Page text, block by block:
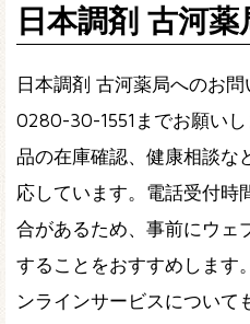
日本調剤 古河
日本調剤 古河薬局へのお
0280-30-1551までお願い
品の在庫確認、健康相談な
応しています。電話受付時
合があるため、事前にウェ
することをおすすめします
ンラインサービスについて